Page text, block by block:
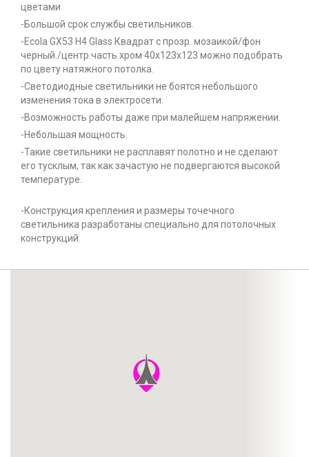
цветами
-Большой срок службы светильников.
-Ecola GX53 H4 Glass Квадрат с прозр. мозаикой/фон
черный./центр.часть хром 40x123x123 можно подобрать
по цвету натяжного потолка.
-Светодиодные светильники не боятся небольшого
изменения тока в электросети.
-Возможность работы даже при малейшем напряжении.
-Небольшая мощность.
-Такие светильники не расплавят полотно и не сделают
его тусклым, так как зачастую не подвергаются высокой
температуре.
-Конструкция крепления и размеры точечного
светильника разработаны специально для потолочных
конструкций.